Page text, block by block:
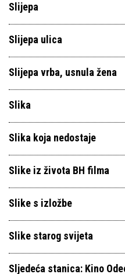
Slijepa
Slijepa ulica
Slijepa vrba, usnula žena
Slika
Slika koja nedostaje
Slike iz života BH filma
Slike s izložbe
Slike starog svijeta
Sljedeća stanica: Kino